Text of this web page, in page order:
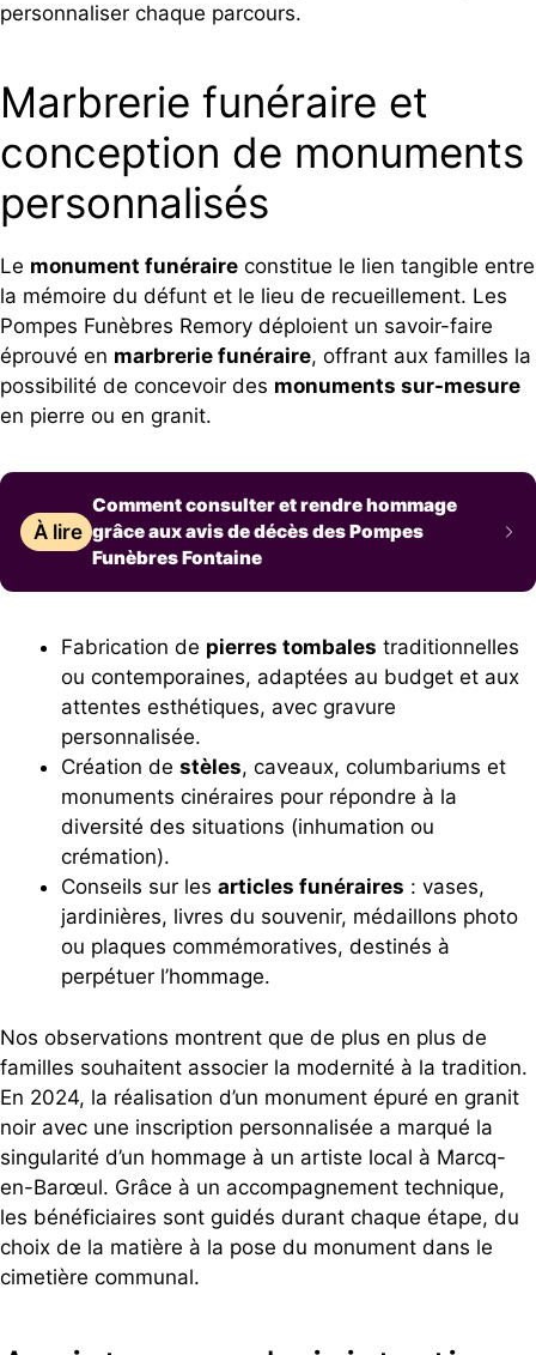
personnaliser chaque parcours.
Marbrerie funéraire et
conception de monuments
personnalisés
Le monument funéraire constitue le lien tangible entre
la mémoire du défunt et le lieu de recueillement. Les
Pompes Funèbres Remory déploient un savoir-faire
éprouvé en marbrerie funéraire, offrant aux familles la
possibilité de concevoir des monuments sur-mesure
en pierre ou en granit.
À lire
Comment consulter et rendre hommage
grâce aux avis de décès des Pompes
Funèbres Fontaine
Fabrication de pierres tombales traditionnelles
ou contemporaines, adaptées au budget et aux
attentes esthétiques, avec gravure
personnalisée.
Création de stèles, caveaux, columbariums et
monuments cinéraires pour répondre à la
diversité des situations (inhumation ou
crémation).
Conseils sur les articles funéraires : vases,
jardinières, livres du souvenir, médaillons photo
ou plaques commémoratives, destinés à
perpétuer l’hommage.
Nos observations montrent que de plus en plus de
familles souhaitent associer la modernité à la tradition.
En 2024, la réalisation d’un monument épuré en granit
noir avec une inscription personnalisée a marqué la
singularité d’un hommage à un artiste local à Marcq-
en-Barœul. Grâce à un accompagnement technique,
les bénéficiaires sont guidés durant chaque étape, du
choix de la matière à la pose du monument dans le
cimetière communal.